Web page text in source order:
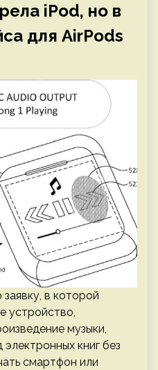
iPod, но в
для AirPods
в которой
устройство,
музыки,
книг без
смартфон или